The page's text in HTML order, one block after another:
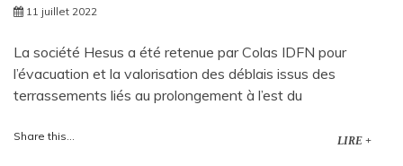
11 juillet 2022
La société Hesus a été retenue par Colas IDFN pour
l’évacuation et la valorisation des déblais issus des
terrassements liés au prolongement à l’est du
Share this... LIRE +